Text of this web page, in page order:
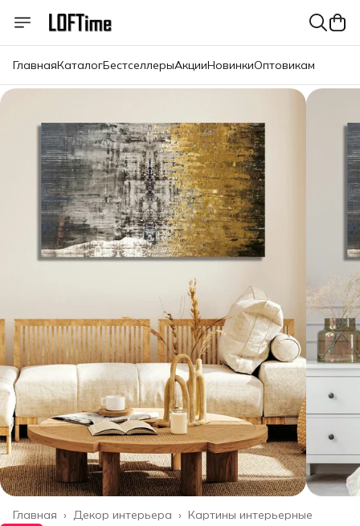
ГлавнаяКаталогБестселлерыАкцииНовинкиОптовикам
Картины интерьерные
Декор интерьера ›
Главная ›